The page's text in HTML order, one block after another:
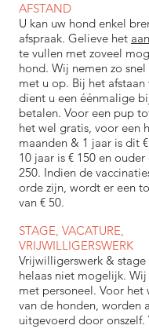
AFSTAND
U kan uw hond enkel
afspraak. Gelieve het
te vullen met zoveel
hond. Wij nemen zo
met u op. Bij het afstaan
dient u een éénmalige
betalen. Voor een pup
het wel gratis, voor een
maanden & 1 jaar is dit
10 jaar is € 150 en
250. Indien de
orde zijn, wordt er een
van € 50.
STAGE, VACATURE,
VRIJWILLIGERSWERK
Vrijwilligerswerk &
helaas niet mogelijk.
met personeel. Voor het
van de honden, worden
uitgevoerd door